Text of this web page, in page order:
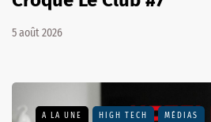
5 août 2026
A LA UNE HIGH TECH MÉDIAS